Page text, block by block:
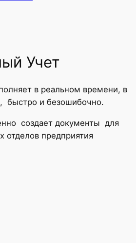
Учет
в реальном времени, в
быстро и безошибочно.
создает документы для
отделов предприятия